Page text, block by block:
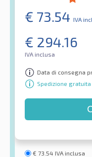
€ 73.54 IVA
€ 294.16
IVA inclusa
Data di consegna
Spedizione gratuita
€ 73.54 IVA inclusa